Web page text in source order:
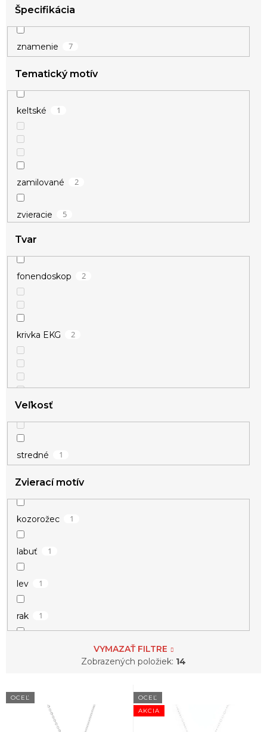
Špecifikácia
znamenie 7
Tematický motív
keltské 1
zamilované 2
zvieracie 5
Tvar
fonendoskop 2
krivka EKG 2
srdce
Veľkosť
stredné 1
Zvierací motív
kozorožec 1
labuť 1
lev 1
rak 1
VYMAZAŤ FILTRE
Zobrazených položiek: 14
V
ýOCEĽ
AKCIA
OCEĽ